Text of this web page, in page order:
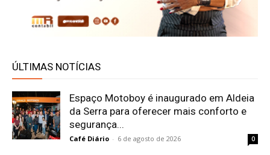
ÚLTIMAS NOTÍCIAS
Espaço Motoboy é inaugurado em Aldeia
da Serra para oferecer mais conforto e
segurança...
Café Diário - 6 de agosto de 2026 0